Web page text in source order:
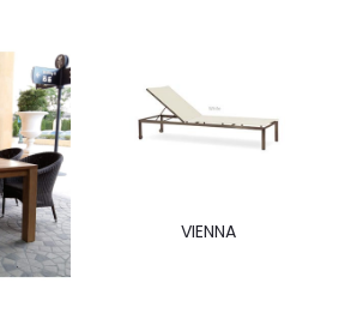
VIENNA